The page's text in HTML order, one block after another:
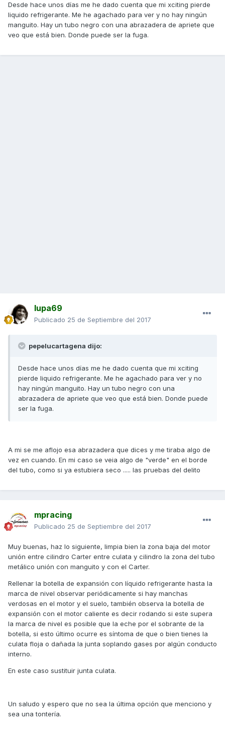
Desde hace unos días me he dado cuenta que mi xciting pierde
liquido refrigerante. Me he agachado para ver y no hay ningún
manguito. Hay un tubo negro con una abrazadera de apriete que
veo que está bien. Donde puede ser la fuga.
lupa69
Publicado 25 de Septiembre del 2017
pepelucartagena dijo:
Desde hace unos días me he dado cuenta que mi xciting
pierde liquido refrigerante. Me he agachado para ver y no
hay ningún manguito. Hay un tubo negro con una
abrazadera de apriete que veo que está bien. Donde puede
ser la fuga.
A mi se me aflojo esa abrazadera que dices y me tiraba algo de
vez en cuando. En mi caso se veia algo de "verde" en el borde
del tubo, como si ya estubiera seco ..... las pruebas del delito
mpracing
Publicado 25 de Septiembre del 2017
Muy buenas, haz lo siguiente, limpia bien la zona baja del motor
unión entre cilindro Carter entre culata y cilindro la zona del tubo
metálico unión con manguito y con el Carter.
Rellenar la botella de expansión con líquido refrigerante hasta la
marca de nivel observar periódicamente si hay manchas
verdosas en el motor y el suelo, también observa la botella de
expansión con el motor caliente es decir rodando si este supera
la marca de nivel es posible que la eche por el sobrante de la
botella, si esto último ocurre es síntoma de que o bien tienes la
culata floja o dañada la junta soplando gases por algún conducto
interno.
En este caso sustituir junta culata.
Un saludo y espero que no sea la última opción que menciono y
sea una tontería.